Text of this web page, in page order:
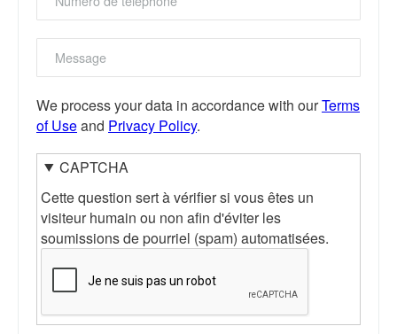
We process your data in accordance with ourTerms
of Useand Privacy Policy.
CAPTCHA
Cette question sert à vérifier si vous êtes un
visiteur humain ou non afin d'éviter les
soumissions de pourriel (spam) automatisées.